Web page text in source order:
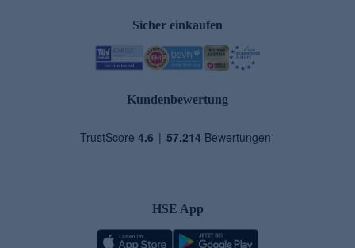
Sicher einkaufen
Kundenbewertung
HSE App